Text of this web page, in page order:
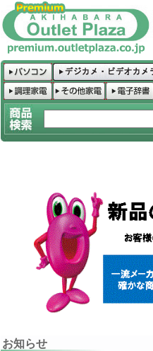
お知らせ